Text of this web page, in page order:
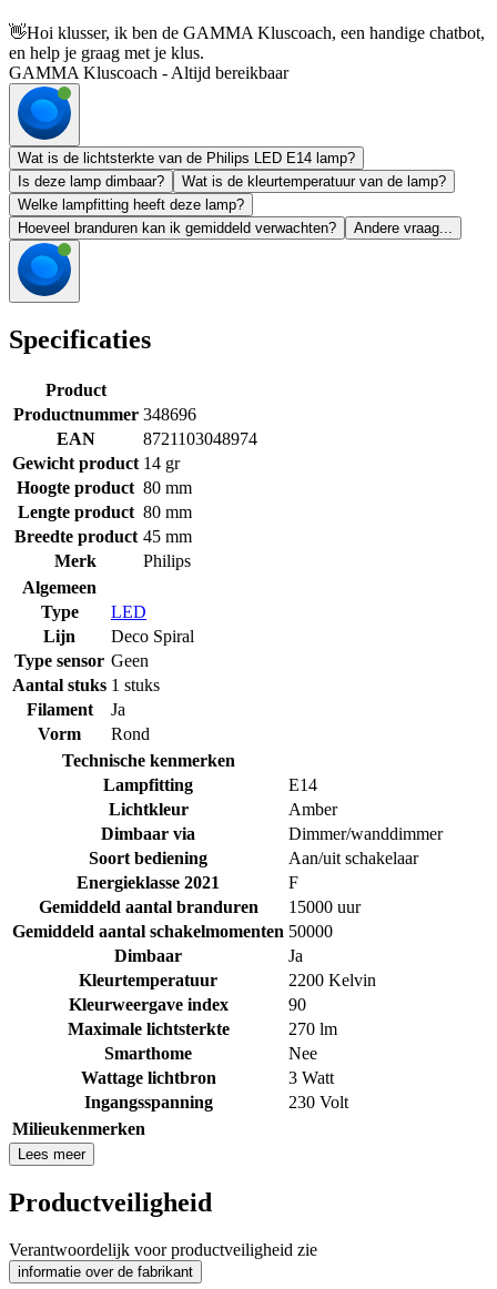
👋Hoi klusser, ik ben de GAMMA Kluscoach, een handige chatbot,
en help je graag met je klus.
GAMMA Kluscoach - Altijd bereikbaar
Wat is de lichtsterkte van de Philips LED E14 lamp?
Is deze lamp dimbaar?
Wat is de kleurtemperatuur van de lamp?
Welke lampfitting heeft deze lamp?
Hoeveel branduren kan ik gemiddeld verwachten?
Andere vraag...
Specificaties
Product
Productnummer 348696
EAN
8721103048974
Gewicht product 14 gr
Hoogte product 80 mm
Lengte product 80 mm
Breedte product 45 mm
Merk
Philips
Algemeen
Type
LED
Lijn
Deco Spiral
Type sensor Geen
Aantal stuks 1 stuks
Filament
Ja
Vorm
Rond
Technische kenmerken
Lampfitting
E14
Lichtkleur
Amber
Dimbaar via
Dimmer/wanddimmer
Soort bediening
Aan/uit schakelaar
Energieklasse 2021
F
Gemiddeld aantal branduren
15000 uur
Gemiddeld aantal schakelmomenten 50000
Dimbaar
Ja
Kleurtemperatuur
2200 Kelvin
Kleurweergave index
90
Maximale lichtsterkte
270 lm
Smarthome
Nee
Wattage lichtbron
3 Watt
Ingangsspanning
230 Volt
Milieukenmerken
Lees meer
Productveiligheid
Verantwoordelijk voor productveiligheid zie
informatie over de fabrikant